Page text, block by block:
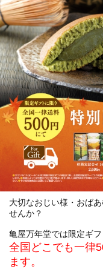
大切なおじい様・おば
せんか？
亀屋万年堂では限定ギ
全国どこでも一律
ます。